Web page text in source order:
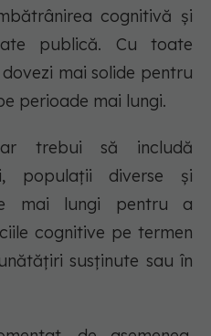
cognitivă și
publică. Cu toate
mai solide pentru
perioade mai lungi.
ar trebui să includă
populații diverse și
mai lungi pentru a
cognitive pe termen
susținute sau în